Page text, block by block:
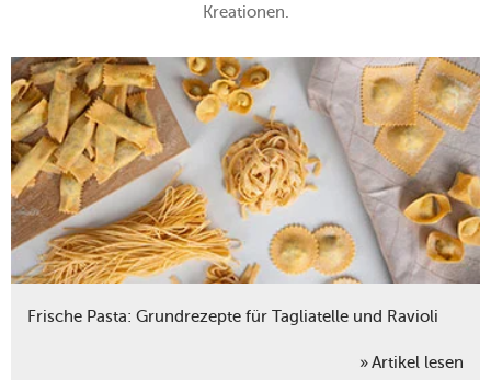
Kreationen.
Frische Pasta: Grundrezepte für Tagliatelle und Ravioli
Artikel lesen